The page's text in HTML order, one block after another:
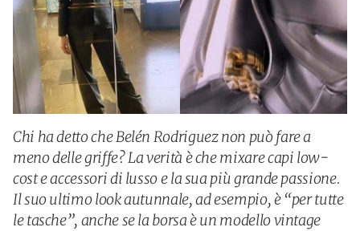
Chi ha detto che Belén Rodriguez non può fare a
meno delle griffe? La verità è che mixare capi low-
cost e accessori di lusso e la sua più grande passione.
Il suo ultimo look autunnale, ad esempio, è “per tutte
le tasche”, anche se la borsa è un modello vintage